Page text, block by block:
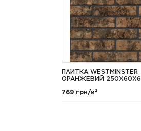
ПЛИТКА WESTMINSTER
ОРАНЖЕВИЙ 250Х60Х6
769 грн/м²